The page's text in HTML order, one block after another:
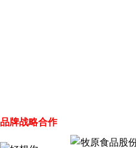
品牌战略合作